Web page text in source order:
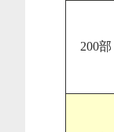
200部